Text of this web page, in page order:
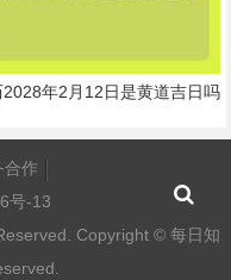
2028年2月12日是黄道吉日吗
合作
号-13
Copyright © 每日知